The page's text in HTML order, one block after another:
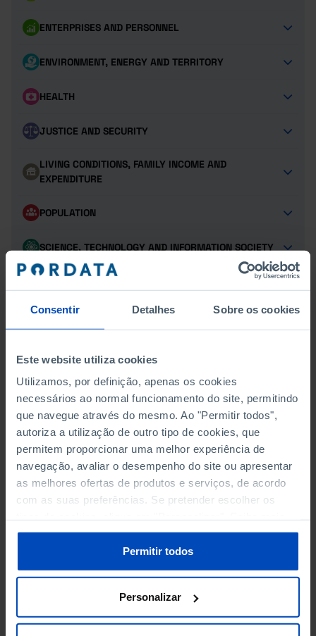
Consentir Detalhes Sobre os cookies
Este website utiliza cookies
Utilizamos, por definição, apenas os cookies
necessários ao normal funcionamento do site, permitindo
que navegue através do mesmo. Ao "Permitir todos",
autoriza a utilização de outro tipo de cookies, que
permitem proporcionar uma melhor experiência de
navegação, avaliar o desempenho do site ou apresentar
as melhores ofertas de produtos e serviços, de acordo
com as suas preferências. Se pretender escolher os
sobre cookies através da gestão de preferências ou da
Política de Cookies.
Permitir todos
Personalizar
ENTERPRISES AND PERSONNEL
ENVIRONMENT, ENERGY AND TERRITORY
HEALTH
JUSTICE AND SECURITY
LIVING CONDITIONS, FAMILY INCOME AND
EXPENDITURE
POPULATION
SCIENCE, TECHNOLOGY AND INFORMATION SOCIETY
SUSTAINABLE DEVELOPMENT GOALS
TRANSPORT
FORESTRY
FOREST AREA (%)
GROSS VALUE ADDED IN % OF GDP